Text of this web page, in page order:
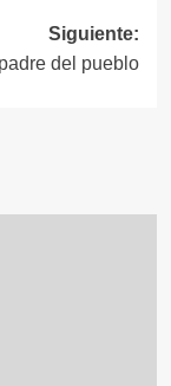
Siguiente:
del pueblo